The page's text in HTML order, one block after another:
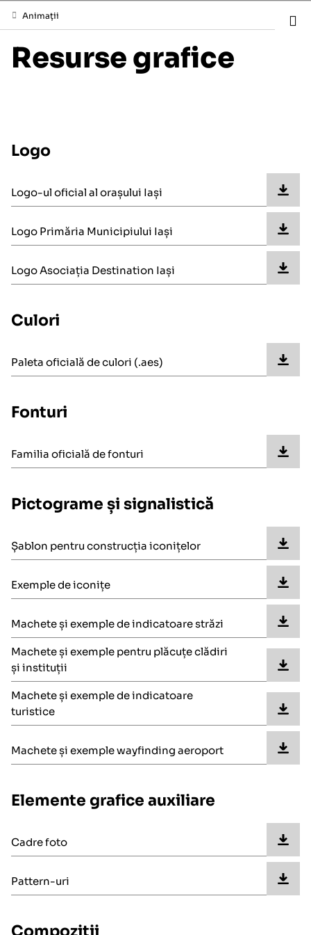
Animații
Resurse grafice
Logo
Logo-ul oficial al orașului Iași
Logo Primăria Municipiului Iași
Logo Asociația Destination Iași
Culori
Paleta oficială de culori (.aes)
Fonturi
Familia oficială de fonturi
Pictograme și signalistică
Șablon pentru construcția iconițelor
Exemple de iconițe
Machete și exemple de indicatoare străzi
Machete și exemple pentru plăcuțe clădiri
și instituții
Machete și exemple de indicatoare
turistice
Machete și exemple wayfinding aeroport
Elemente grafice auxiliare
Cadre foto
Pattern-uri
Compoziții